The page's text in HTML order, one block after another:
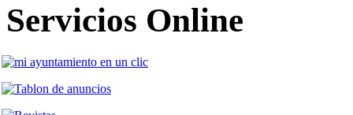
Servicios Online